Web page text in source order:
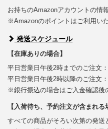
お持ちのAmazonアカウントの情
※Amazonのポイントはご利用い
発送スケジュール
【在庫ありの場合】
平日営業日午後2時までのご注文
平日営業日午後2時以降のご注文
※銀行振込の場合はご入金確認後
【入荷待ち、予約注文が含まれる
すべての商品がそろい次第の発送